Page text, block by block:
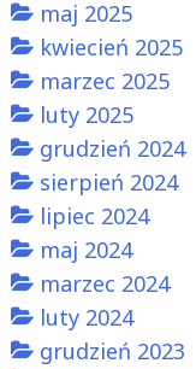
maj 2025
kwiecień 2025
marzec 2025
luty 2025
grudzień 2024
sierpień 2024
lipiec 2024
maj 2024
marzec 2024
luty 2024
grudzień 2023